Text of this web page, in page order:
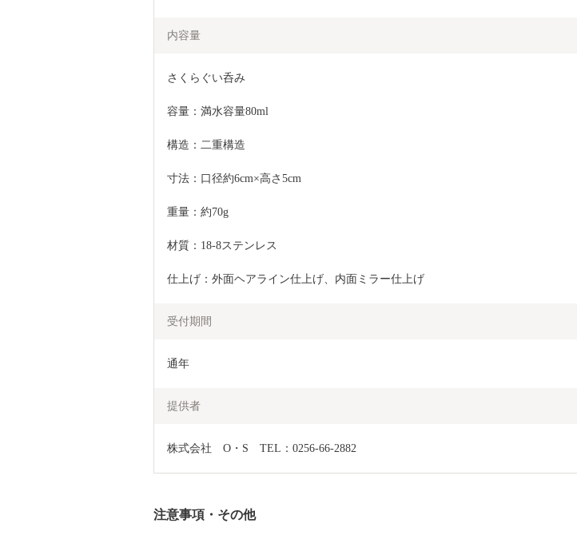
内容量
さくらぐい呑み
容量：満水容量80ml
構造：二重構造
寸法：口径約6cm×高さ5cm
重量：約70g
材質：18-8ステンレス
仕上げ：外面ヘアライン仕上げ、内面ミラー仕上げ
受付期間
通年
提供者
株式会社　O・S　TEL：0256-66-2882
注意事項・その他